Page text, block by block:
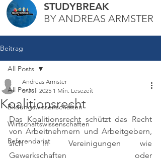
STUDYBREAK
BY ANDREAS ARMSTER
Beitrag
All Posts
Bildungswissenschaften
Wirtschaftswissenschaften
Referendariat
All Posts
Koalitionsrecht
Andreas Armster
5. Juli 2025 1 Min. Lesezeit
Das Koalitionsrecht schützt das Recht
von Arbeitnehmern und Arbeitgebern,
sich in Vereinigungen wie
Gewerkschaften oder